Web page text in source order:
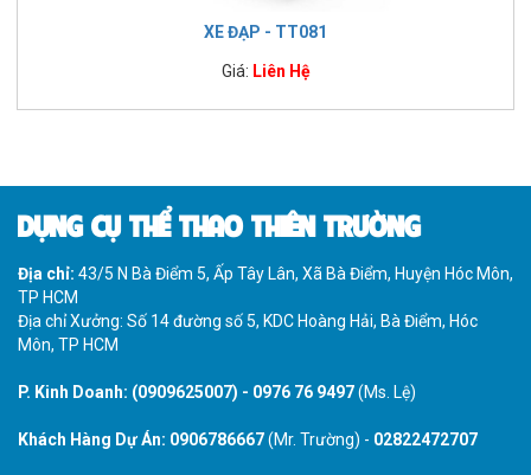
XE ĐẠP - TT081
Giá: Liên Hệ
DỤNG CỤ THỂ THAO THIÊN TRƯỜNG
Địa chỉ: 43/5 N Bà Điểm 5, Ấp Tây Lân, Xã Bà Điểm, Huyện Hóc Môn,
TP HCM
Địa chỉ Xưởng: Số 14 đường số 5, KDC Hoàng Hải, Bà Điểm, Hóc
Môn, TP HCM
P. Kinh Doanh: (0909625007) - 0976 76 9497(Ms. Lệ)
Khách Hàng Dự Án: 0906786667(Mr. Trường) - 02822472707